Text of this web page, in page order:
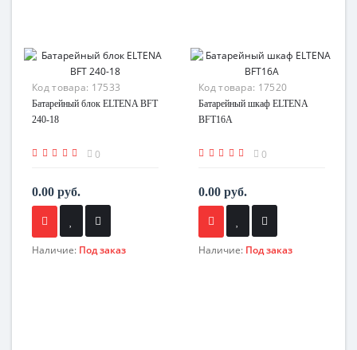
Код товара: 17533
Батарейный блок ELTENA BFT
240-18
0
0.00 руб.
Наличие: Под заказ
Код товара: 17520
Батарейный шкаф ELTENA
BFT16A
0
0.00 руб.
Наличие: Под заказ